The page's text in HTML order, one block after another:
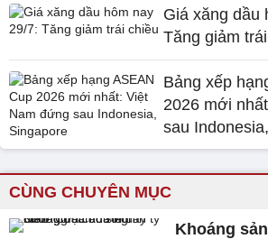
Giá xăng dầu
Tăng giảm
Bảng xếp
2026 mới
sau
CÙNG CHUYÊN MỤC
Khoáng